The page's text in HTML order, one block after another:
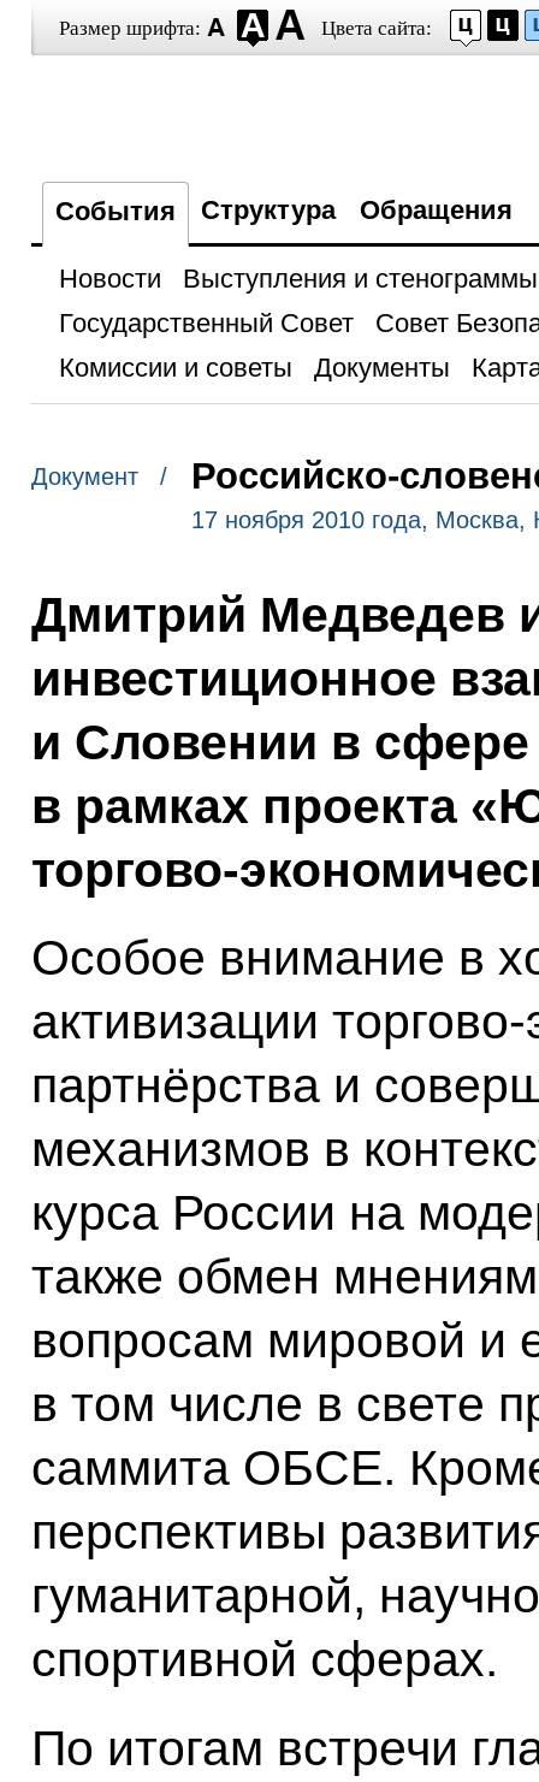
Размер шрифта: Цвета сайта:
События Структура Обращения
Новости
Выступления и стенограммы
Государственный Совет
Совет
Комиссии и советы
Документы
Документ / Российско-
17 ноября 2010 года, Москва,
Дмитрий Медведев
инвестиционное
и Словении в сфере
в рамках проекта
торгово-
Особое внимание в
активизации
партнёрства и
механизмов в
курса России на
также обмен
вопросам мировой и
в том числе в свете
саммита ОБСЕ.
перспективы
гуманитарной,
спортивной сферах.
По итогам встречи